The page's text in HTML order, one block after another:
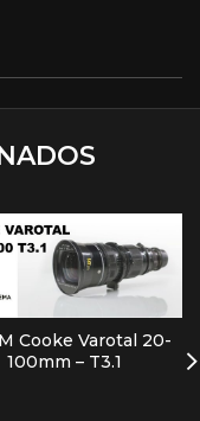
Cooke Varotal 20-
100mm – T3.1